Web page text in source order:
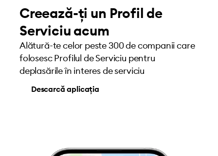
Creează-ți un Profil de
Serviciu acum
Alătură-te celor peste 300 de companii care
folosesc Profilul de Serviciu pentru
deplasările în interes de serviciu
Descarcă aplicația